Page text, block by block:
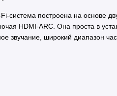
система построена на основе
HDMI-ARC. Она проста в
звучание, широкий диапазон